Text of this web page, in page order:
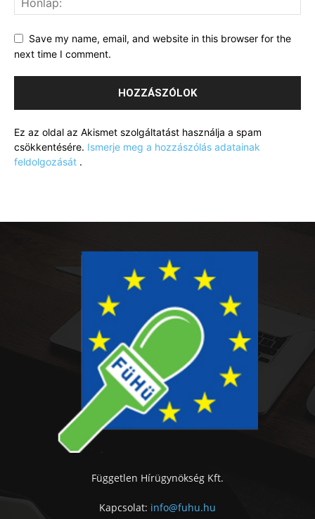
Save my name, email, and website in this browser for the
next time I comment.
Ez az oldal az Akismet szolgáltatást használja a spam
csökkentésére. Ismerje meg a hozzászólás adatainak
feldolgozását .
Független Hírügynökség Kft.
Kapcsolat: info@fuhu.hu